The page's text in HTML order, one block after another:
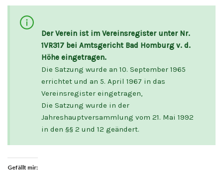
Der Verein ist im Vereinsregister unter Nr.
1VR317 bei Amtsgericht Bad Homburg v. d.
Höhe eingetragen.
Die Satzung wurde an 10. September 1965
errichtet und an 5. April 1967 in das
Vereinsregister eingetragen,
Die Satzung wurde in der
Jahreshauptversammlung vom 21. Mai 1992
in den §§ 2 und 12 geändert.
Gefällt mir: